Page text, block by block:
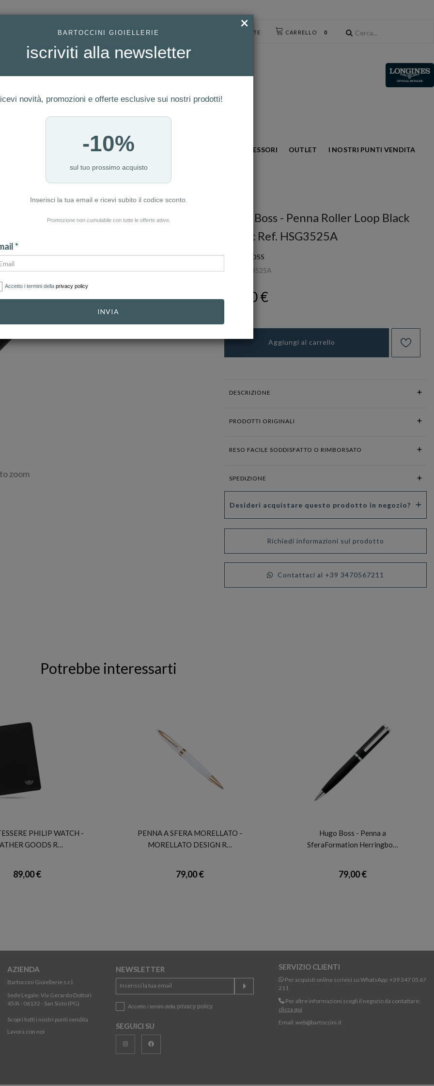
CARRELLO 0
ACCESSO UTENTE
GIOIELLI MODA OROLOGI ACCESSORI OUTLET I NOSTRI PUNTI VENDITA
zoom
Hugo Boss - Penna Roller Loop Black
Iconic Ref. HSG3525A
HUGO BOSS
HSG3525A
85,00 €
Aggiungi al carrello
DESCRIZIONE
PRODOTTI ORIGINALI
RESO FACILE SODDISFATTO O RIMBORSATO
SPEDIZIONE
Desideri acquistare questo prodotto in negozio?
Richiedi informazioni sul prodotto
Contattaci al +39 3470567211
Potrebbe interessarti
PHILIP WATCH -
GOODS R…
89,00 €
PENNA A SFERA MORELLATO -
MORELLATO DESIGN R…
79,00 €
Hugo Boss - Penna a
SferaFormation Herringbo…
79,00 €
AZIENDA
Bartoccini Gioiellerie s.r.l.
Sede Legale: Via Gerardo Dottori
45/A - 06132 - San Sisto (PG)
Scopri tutti i nostri punti vendita
Lavora con noi
NEWSLETTER
Accetto i temini della privacy policy
SEGUICI SU
SERVIZIO CLIENTI
Per acquisti online scrivici su WhatsApp: +39 347 05 67
211
Per altre informazioni scegli il negozio da contattare:
clicca qui
Email: web@bartoccini.it
×
BARTOCCINI GIOIELLERIE
iscriviti alla newsletter
novità, promozioni e offerte esclusive sui nostri prodotti!
-10%
sul tuo prossimo acquisto
Inserisci la tua email e ricevi subito il codice sconto.
Promozione non cumulabile con tutte le offerte attive.
*
Accetto i termini della privacy policy
INVIA